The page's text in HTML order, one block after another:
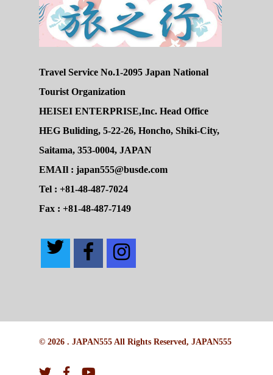
Travel Service No.1-2095 Japan National
Tourist Organization
HEISEI ENTERPRISE,Inc. Head Office
HEG Buliding, 5-22-26, Honcho, Shiki-City,
Saitama, 353-0004, JAPAN
EMAIl : japan555@busde.com
Tel : +81-48-487-7024
Fax : +81-48-487-7149
© 2026 . JAPAN555 All Rights Reserved, JAPAN555